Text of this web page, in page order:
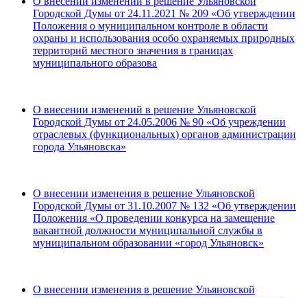
Городской Думы от 24.11.2021 № 209 «Об утверждении
Положения о муниципальном контроле в области
охраны и использования особо охраняемых природных
территорий местного значения в границах
муниципального образова
О внесении изменений в решение Ульяновской
Городской Думы от 24.05.2006 № 90 «Об учреждении
отраслевых (функциональных) органов администрации
города Ульяновска»
О внесении изменения в решение Ульяновской
Городской Думы от 31.10.2007 № 132 «Об утверждении
Положения «О проведении конкурса на замещение
вакантной должности муниципальной службы в
муниципальном образовании «город Ульяновск»
О внесении изменения в решение Ульяновской